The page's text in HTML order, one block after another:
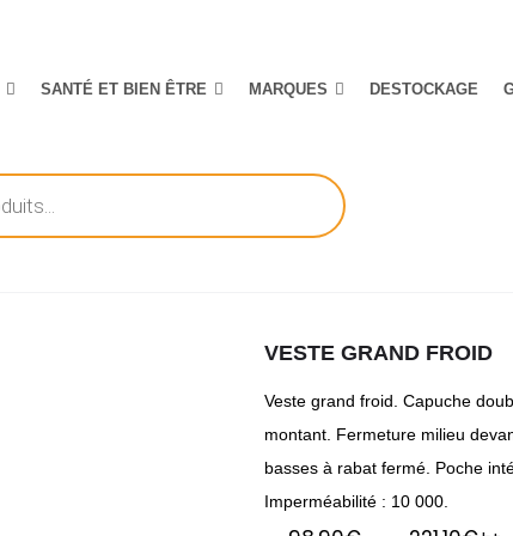
SANTÉ ET BIEN ÊTRE MARQUES DESTOCKAGE
VESTE GRAND FROID
Veste grand froid. Capuche
montant. Fermeture milieu
basses à rabat fermé. Poche
Imperméabilité : 10 000.
Plage